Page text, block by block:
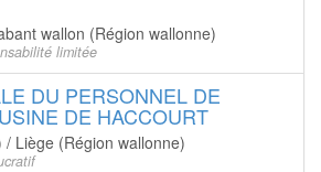
wallon (Région wallonne)
limitée
DU PERSONNEL DE
DE HACCOURT
/ Liège (Région wallonne)